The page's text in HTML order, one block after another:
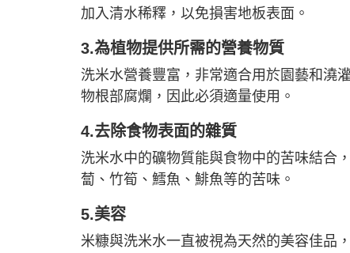
加入清水稀釋，以免損害地板表面。
3.為植物提供所需的營養物質
洗米水營養豐富，非常適合用於園藝和澆
物根部腐爛，因此必須適量使用。
4.去除食物表面的雜質
洗米水中的礦物質能與食物中的苦味結合
蔔、竹筍、鱈魚、鯡魚等的苦味。
5.美容
米糠與洗米水一直被視為天然的美容佳品